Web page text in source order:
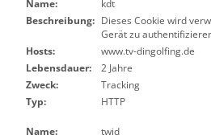
Name:
kdt
Beschreibung: Dieses Cookie wird
Gerät zu
Hosts:
www.tv-dingolfing.de
Lebensdauer:
2 Jahre
Zweck:
Tracking
Typ:
HTTP
Name:
twid